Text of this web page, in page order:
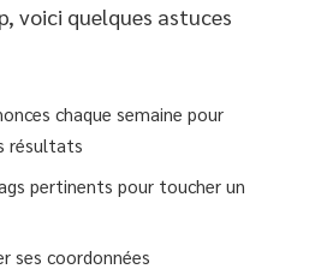
voici quelques astuces
chaque semaine pour
résultats
pertinents pour toucher un
ses coordonnées